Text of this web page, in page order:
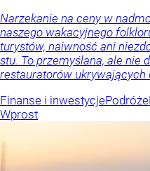
Narzekanie na ceny w
naszego wakacyjnego
turystów, naiwność ani
stu. To przemyślana, ale nie
restauratorów ukrywających
Finanse i inwestycjePodróże
Wprost